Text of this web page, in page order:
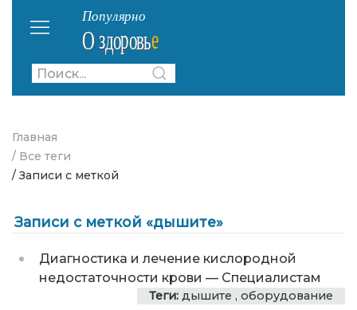
Главная
/ Все теги
/ Записи с меткой
Записи с меткой «дышите»
Диагностика и лечение кислородной
недостаточности крови — Специалистам
Теги: дышите , оборудование